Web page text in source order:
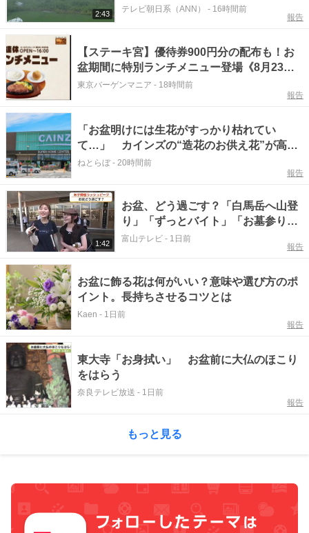
2:43
方に上陸の可能性
テレビ朝日系（ANN） - 16時間前
報告
【ステーキ宮】優待券900円分の配布も！お
盆期間に特別ランチメニュー登場《8月23日
まで》
東京バーゲンマニア - 18時間前
報告
「お盆明けには生花がすっかり枯れてい
て…」 カインズの“造花のお供え花”が高評
価 「枯れずに飾れて助かる」「遠くからで
ねとらぼ- 20時間前
報告
1:42
お盆、どう過ごす？「白馬岳へ山登
り」「ずっとバイト」「お墓参りの
あと焼肉」…富山で街の声を聞いた
富山テレビ - 1日前
報告
お盆に飾る花は何がいい？意味や選び方のポ
イント。長持ちさせるコツとは
Kaen - 1日前
報告
東大寺「お身拭い」 お盆前に大仏のほこり
をはらう
奈良テレビ放送 - 1日前
報告
もっと見る